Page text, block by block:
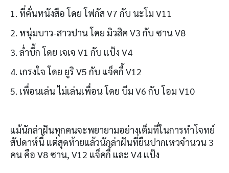
1. ที่คั่นหนังสือ โดย โฟกัส V7 กับ นะโม V11
2. หนุ่มบาว-สาวปาน โดย มิวสิค V3 กับ ซาน V8
3. ล่ำบึ้ก โดย เจเจ V1 กับ แป้ง V4
4. เกรงใจ โดย ยูริ V5 กับ แจ็คกี้ V12
5. เพื่อนเล่น ไม่เล่นเพื่อน โดย บีม V6 กับ โอม V10
แม้นักล่าฝันทุกคนจะพยายามอย่างเต็มที่ในการทำโจทย์
สัปดาห์นี้ แต่สุดท้ายแล้วนักล่าฝันที่ยืนปากเหวจำนวน 3
คน คือ V8 ซาน, V12 แจ็คกี้ และ V4 แป้ง